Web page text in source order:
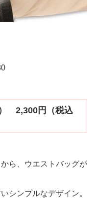
2,300円（税込
ら、ウエストバッグが
シンプルなデザイン。